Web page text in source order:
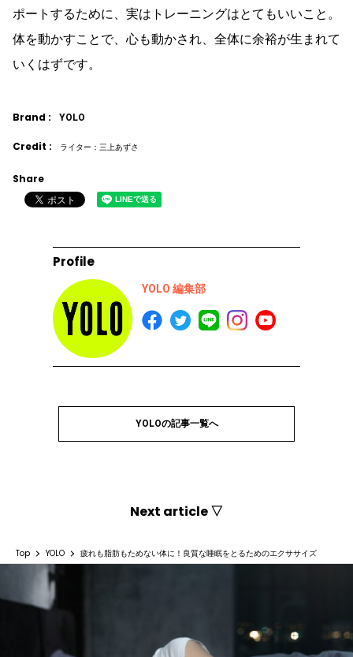
ポートするために、実はトレーニングはとてもいいこと。
体を動かすことで、心も動かされ、全体に余裕が生まれて
いくはずです。
Brand : YOLO
Credit : ライター：三上あずさ
Share
Profile
YOLO 編集部
YOLOの記事一覧へ
Next article ▽
Top YOLO 疲れも脂肪もためない体に！良質な睡眠をとるためのエクササイズ